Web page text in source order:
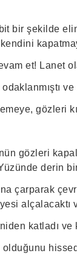
bir şekilde
et! Lanet
gözleri
gözleri
derin bir
çarparak
alçalacaktı
katladı
olduğunu